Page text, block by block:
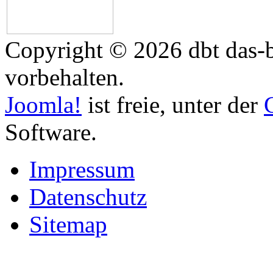
Copyright © 2026 dbt das-
vorbehalten.
Joomla! ist freie, unter der
Software.
Impressum
Datenschutz
Sitemap